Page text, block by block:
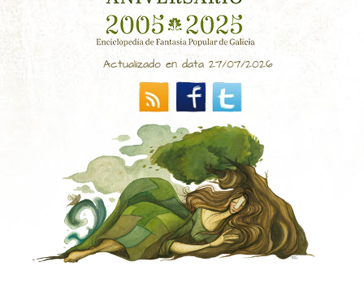
Actualizado en data 27/07/2026